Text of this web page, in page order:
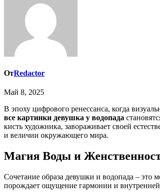
ОтRedactor
Май 8, 2025
В эпоху цифрового ренессанса, когда
все картинки девушка у водопада
кисть художника, завораживает своей
и величии окружающего мира.
Магия Воды и
Сочетание образа девушки и водопада –
порождает ощущение гармонии и внутренней